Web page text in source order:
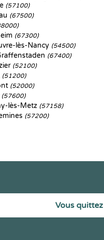
(57100)
(67500)
(67300)
lès-Nancy (54500)
(67400)
(52100)
(51200)
(52000)
(57600)
lès-Metz (57158)
(57200)
Vous